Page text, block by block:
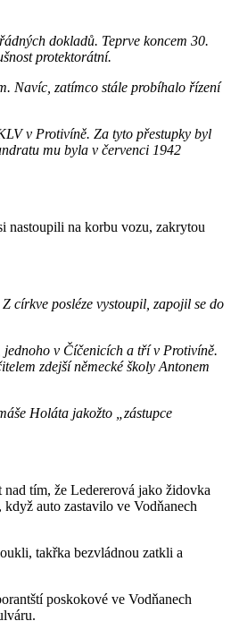
dokladů. Teprve koncem 30.
protektorátní.
Navíc, zatímco stále probíhalo řízení
v Protivíně. Za tyto přestupky byl
mu byla v červenci 1942
nastoupili na korbu vozu, zakrytou
církve posléze vystoupil, zapojil se do
jednoho v Číčenicích a tří v Protivíně.
zdejší německé školy Antonem
Holáta jakožto „zástupce
tím, že Ledererová jako židovka
auto zastavilo ve Vodňanech
takřka bezvládnou zatkli a
poskokové ve Vodňanech